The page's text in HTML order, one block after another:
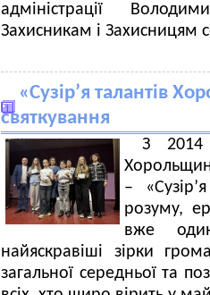
адміністрації
Захисникам і Захисницям
«Сузір’я талантів
святкування
З 2014
–
розуму,
вже
найяскравіші зірки
загальної середньої та